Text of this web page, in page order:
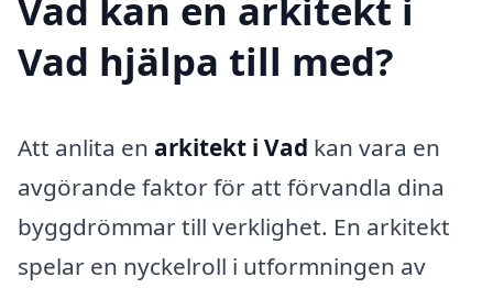
Vad hjälpa till med?
Att anlita en arkitekt i Vad kan vara en
avgörande faktor för att förvandla dina
byggdrömmar till verklighet. En arkitekt
spelar en nyckelroll i utformningen av